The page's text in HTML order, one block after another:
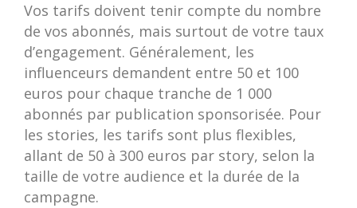
Vos tarifs doivent tenir compte du nombre
de vos abonnés, mais surtout de votre taux
d’engagement. Généralement, les
influenceurs demandent entre 50 et 100
euros pour chaque tranche de 1 000
abonnés par publication sponsorisée. Pour
les stories, les tarifs sont plus flexibles,
allant de 50 à 300 euros par story, selon la
taille de votre audience et la durée de la
campagne.